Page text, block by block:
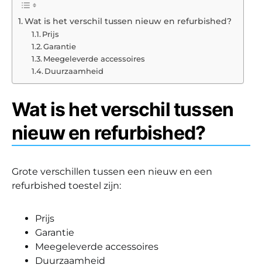
Wat is het verschil tussen nieuw en refurbished?
Prijs
Garantie
Meegeleverde accessoires
Duurzaamheid
Wat is het verschil tussen
nieuw en refurbished?
Grote verschillen tussen een nieuw en een
refurbished toestel zijn:
Prijs
Garantie
Meegeleverde accessoires
Duurzaamheid